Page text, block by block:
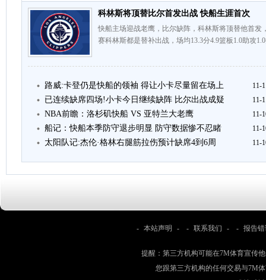
科林斯将顶替比尔首发出战 快船生涯首次
快船主场迎战老鹰，比尔缺阵，科林斯将顶替他首
赛科林斯都是替补出战，场均13.3分4.9篮板1.0助攻
路威:卡登仍是快船的领袖 得让小卡尽量留在场上 11-
已连续缺席四场!小卡今日继续缺阵 比尔出战成疑 11-
NBA前瞻：洛杉矶快船 VS 亚特兰大老鹰 11-
船记：快船本季防守退步明显 防守数据惨不忍睹 11-
太阳队记:杰伦·格林右腿筋拉伤预计缺席4到6周 11-
- 本站声明 - - 联系我们 - - 报告
提醒：第三方机构可能在7M体育宣传
您跟第三方机构的任何交易与7M